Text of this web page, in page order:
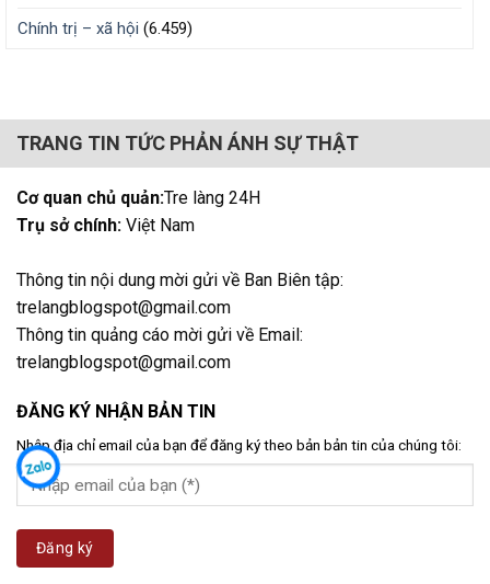
Chính trị – xã hội (6.459)
TRANG TIN TỨC PHẢN ÁNH SỰ THẬT
Cơ quan chủ quản:Tre làng 24H
Trụ sở chính: Việt Nam
Thông tin nội dung mời gửi về Ban Biên tập:
trelangblogspot@gmail.com
Thông tin quảng cáo mời gửi về Email:
trelangblogspot@gmail.com
ĐĂNG KÝ NHẬN BẢN TIN
Nhập địa chỉ email của bạn để đăng ký theo bản bản tin của chúng tôi: